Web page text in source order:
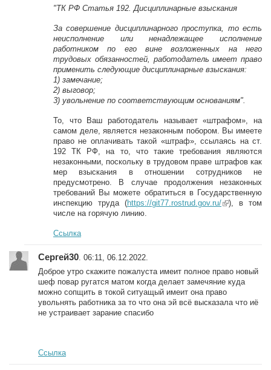
"ТК РФ Статья 192. Дисциплинарные взыскания
За совершение дисциплинарного проступка, то есть
неисполнение или ненадлежащее исполнение
работником по его вине возложенных на него
трудовых обязанностей, работодатель имеет право
применить следующие дисциплинарные взыскания:
1) замечание;
2) выговор;
3) увольнение по соответствующим основаниям".
То, что Ваш работодатель называет «штрафом», на
самом деле, является незаконным побором. Вы имеете
право не оплачивать такой «штраф», ссылаясь на ст.
192 ТК РФ, на то, что такие требования являются
незаконными, поскольку в трудовом праве штрафов как
мер взыскания в отношении сотрудников не
предусмотрено. В случае продолжения незаконных
требований Вы можете обратиться в Государственную
инспекцию труда (https://git77.rostrud.gov.ru/(link is
), в том
числе на горячую линию.
Ссылка
Сергей30 . 06:11, 06.12.2022.
Доброе утро скажите пожалуста имеит полное право новый
шеф повар ругатся матом когда делает замечяние куда
можно сопщить в токой ситуащый имеит она право
увольнять работника за то что она эй всё высказала что иё
не устраивает зарание спасибо
Ссылка